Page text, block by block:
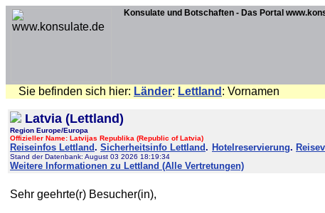
Konsulate und Botschaften - Das Portal
Sie befinden sich hier: Länder: Lettland : Vornamen
Latvia (Lettland)
Region Europe/Europa
Offizieller Name: Latvijas Republika (Republic of Latvia)
Reiseinfos Lettland. Sicherheitsinfo Lettland. Hotelreservierung.
Stand der Datenbank: August 03 2026 18:19:34
Weitere Informationen zu Lettland (Alle Vertretungen)
Sehr geehrte(r) Besucher(in),